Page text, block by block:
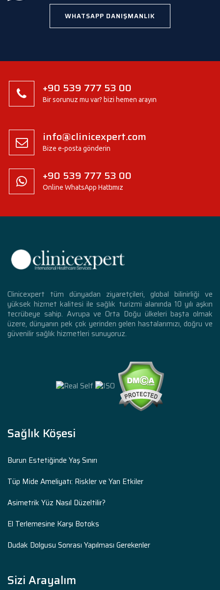
WHATSAPP DANIŞMANLIK
+90 539 777 53 00
Bir sorunuz mu var? bizi hemen arayın
info@clinicexpert.com
Bize e-posta gönderin
+90 539 777 53 00
Online WhatsApp Hattımız
Clinicexpert tüm dünyadan ziyaretçileri, global bilinirliği ve
yüksek hizmet kalitesi ile sağlık turizmi alanında 10 yılı aşkın
tecrübeye sahip. Avrupa ve Orta Doğu ülkeleri başta olmak
üzere, dünyanın pek çok yerinden gelen hastalarımızı, doğru ve
güvenilir sağlık hizmetleri sunuyoruz.
Sağlık Köşesi
Burun Estetiğinde Yaş Sınırı
Tüp Mide Ameliyatı: Riskler ve Yan Etkiler
Asimetrik Yüz Nasıl Düzeltilir?
El Terlemesine Karşı Botoks
Dudak Dolgusu Sonrası Yapılması Gerekenler
Sizi Arayalım